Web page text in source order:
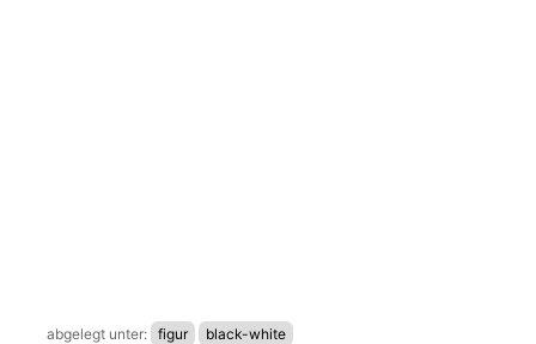
abgelegt unter: figur black-white